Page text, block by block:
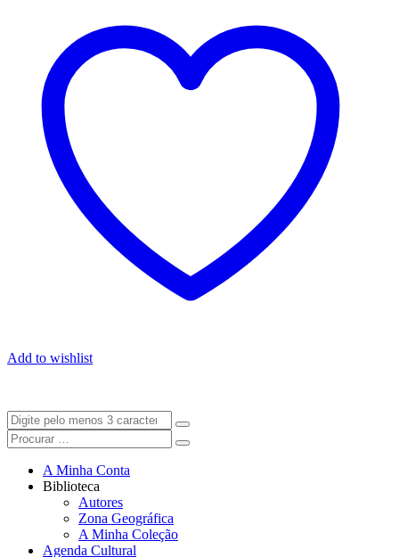
Add to wishlist
A Minha Conta
Biblioteca
Autores
Zona Geográfica
A Minha Coleção
Agenda Cultural